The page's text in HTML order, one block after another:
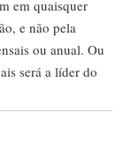
em quaisquer
e não pela
ou anual. Ou
será a líder do